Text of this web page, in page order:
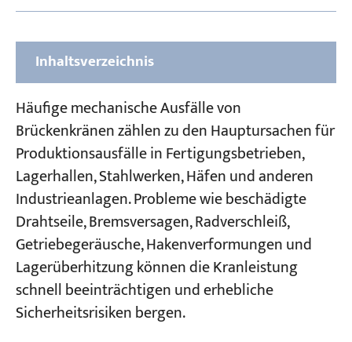
Inhaltsverzeichnis
einzelner Komponenten von Brückenkränen
Teil 2: Häufige mechanische Ausfälle in
Systemen und Baugruppen von
Brückenkränen
Wie man häufige mechanische Ausfälle von
Brückenkränen verhindert
Ersetzen oder Reparieren:
Entscheidungshilfe für Krankomponenten
Häufige mechanische Ausfälle von
Brückenkränen zählen zu den Hauptursachen für
Produktionsausfälle in Fertigungsbetrieben,
Lagerhallen, Stahlwerken, Häfen und anderen
Industrieanlagen. Probleme wie beschädigte
Drahtseile, Bremsversagen, Radverschleiß,
Getriebegeräusche, Hakenverformungen und
Lagerüberhitzung können die Kranleistung
schnell beeinträchtigen und erhebliche
Sicherheitsrisiken bergen.